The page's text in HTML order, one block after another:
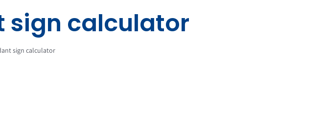
sign calculator
sign calculator